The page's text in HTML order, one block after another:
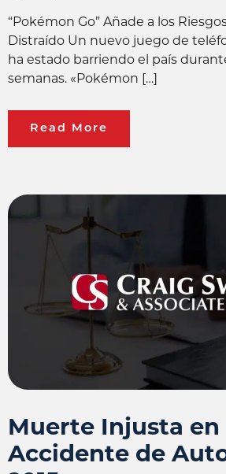
“Pokémon Go” Añade a los
Distraído Un nuevo juego de
ha estado barriendo el país
semanas. «Pokémon […]
Read More
Muerte Injusta en
Accidente de